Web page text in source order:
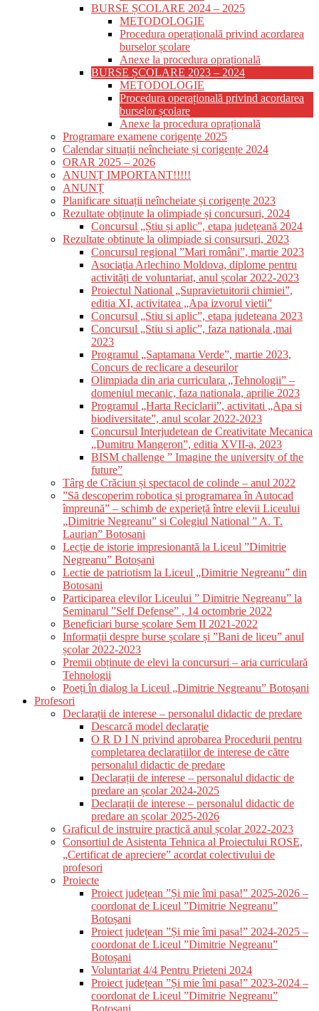
BURSE ȘCOLARE 2024 – 2025
METODOLOGIE
Procedura operațională privind acordarea
burselor școlare
Anexe la procedura oprațională
BURSE ȘCOLARE 2023 – 2024
METODOLOGIE
Procedura operațională privind acordarea
burselor școlare
Anexe la procedura oprațională
Programare examene corigențe 2025
Calendar situații neîncheiate și corigențe 2024
ORAR 2025 – 2026
ANUNȚ IMPORTANT!!!!!
ANUNȚ
Planificare situații neîncheiate și corigențe 2023
Rezultate obținute la olimpiade și concursuri, 2024
Concursul „Știu și aplic”, etapa județeană 2024
Rezultate obtinute la olimpiade si consursuri, 2023
Concursul regional ”Mari români”, martie 2023
Asociația Arlechino Moldova, diplome pentru
activități de voluntariat, anul școlar 2022-2023
Proiectul National „Supravietuitorii chimiei”,
editia XI, activitatea „Apa izvorul vietii”
Concursul „Stiu si aplic”, etapa judeteana 2023
Concursul „Stiu si aplic”, faza nationala ,mai
2023
Programul „Saptamana Verde”, martie 2023,
Concurs de reclicare a deseurilor
Olimpiada din aria curriculara „Tehnologii” –
domeniul mecanic, faza nationala, aprilie 2023
Programul „Harta Reciclarii”, activitati „Apa si
biodiversitate”, anul scolar 2022-2023
Concursul Interjudetean de Creativitate Mecanica
„Dumitru Mangeron”, editia XVII-a, 2023
BISM challenge ” Imagine the university of the
future”
Târg de Crăciun și spectacol de colinde – anul 2022
”Să descoperim robotica și programarea în Autocad
împreună” – schimb de experieță între elevii Liceului
„Dimitrie Negreanu” si Colegiul National ” A. T.
Laurian” Botosani
Lecție de istorie impresionantă la Liceul ”Dimitrie
Negreanu” Botoșani
Lectie de patriotism la Liceul „Dimitrie Negreanu” din
Botosani
Participarea elevilor Liceului ” Dimitrie Negreanu” la
Seminarul ”Self Defense” , 14 octombrie 2022
Beneficiari burse școlare Sem II 2021-2022
Informații despre burse școlare și ”Bani de liceu” anul
școlar 2022-2023
Premii obținute de elevi la concursuri – aria curriculară
Tehnologii
Poeți în dialog la Liceul „Dimitrie Negreanu” Botoșani
Profesori
Declarații de interese – personalul didactic de predare
Descarcă model declarație
O R D I N privind aprobarea Procedurii pentru
completarea declarațiilor de interese de către
personalul didactic de predare
Declarații de interese – personalul didactic de
predare an școlar 2024-2025
Declarații de interese – personalul didactic de
predare an școlar 2025-2026
Graficul de instruire practică anul școlar 2022-2023
Consortiul de Asistenta Tehnica al Proiectului ROSE,
„Certificat de apreciere” acordat colectivului de
profesori
Proiecte
Proiect județean ”Și mie îmi pasa!” 2025-2026 –
coordonat de Liceul ”Dimitrie Negreanu”
Botoșani
Proiect județean ”Și mie îmi pasa!” 2024-2025 –
coordonat de Liceul ”Dimitrie Negreanu”
Botoșani
Voluntariat 4/4 Pentru Prieteni 2024
Proiect județean ”Și mie îmi pasa!” 2023-2024 –
coordonat de Liceul ”Dimitrie Negreanu”
Botoșani